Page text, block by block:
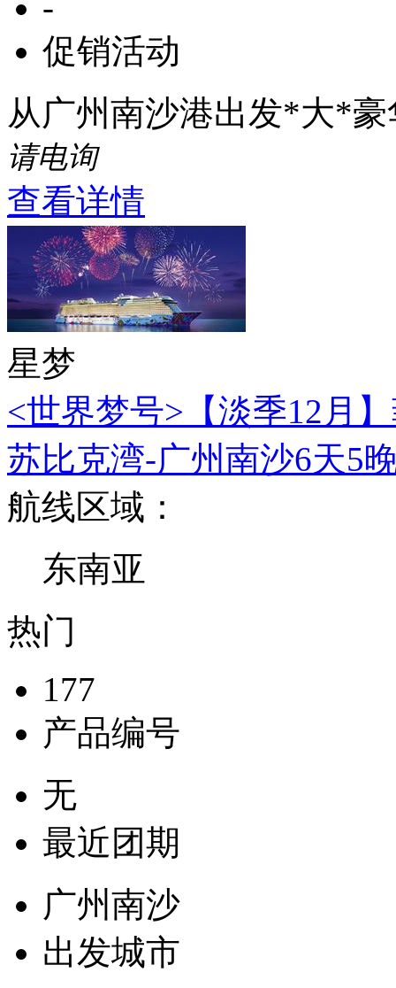
促销活动
从广州南沙港出发*大*
请电询
查看详情
星梦
<世界梦号>【淡季12月
苏比克湾-广州南沙6天5
航线区域：
东南亚
热门
177
产品编号
无
最近团期
广州南沙
出发城市